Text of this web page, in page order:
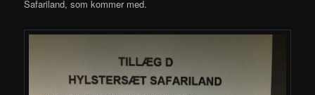
Safariland, som kommer med.